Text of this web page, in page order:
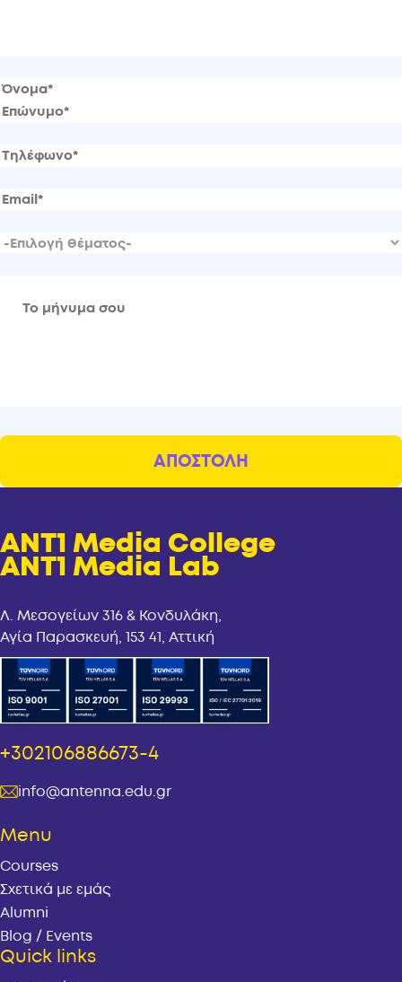
ANT1 Media College
ANT1 Media Lab
Λ. Μεσογείων 316 & Κονδυλάκη,
Αγία Παρασκευή, 153 41, Αττική
+302106886673-4
info@antenna.edu.gr
Menu
Courses
Σχετικά με εμάς
Alumni
Blog / Events
Quick links